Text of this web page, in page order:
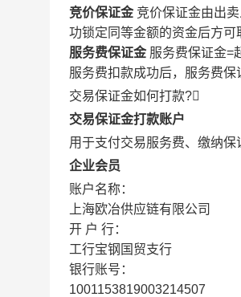
竞价保证金 竞价保证金由出
功锁定同等金额的资金后方可
服务费保证金 服务费保证金=
服务费扣款成功后，服务费保
交易保证金如何打款?
交易保证金打款账户
用于支付交易服务费、缴纳保
企业会员
账户名称：
上海欧冶供应链有限公司
开 户 行：
工行宝钢国贸支行
银行账号：
1001153819003214507